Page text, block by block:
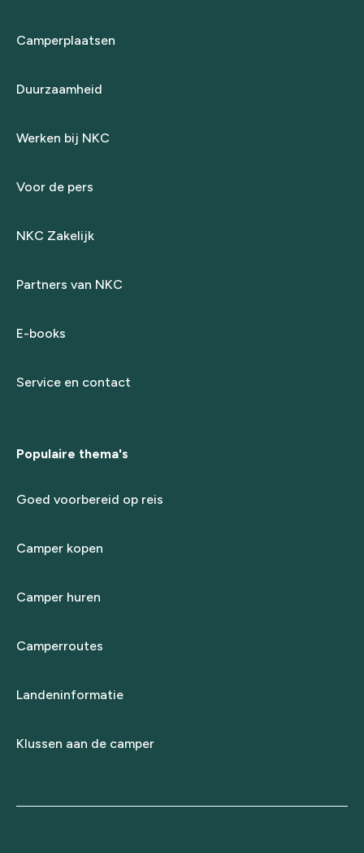
Camperplaatsen
Duurzaamheid
Werken bij NKC
Voor de pers
NKC Zakelijk
Partners van NKC
E-books
Service en contact
Populaire thema's
Goed voorbereid op reis
Camper kopen
Camper huren
Camperroutes
Landeninformatie
Klussen aan de camper